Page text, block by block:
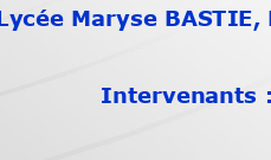
Lycée Maryse BASTIE,
Intervenants